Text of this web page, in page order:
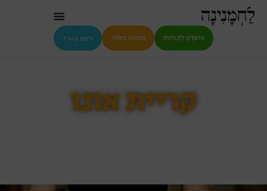
מועדון לקוחות הזמנה באתר גיפט קארד
קריית אונו